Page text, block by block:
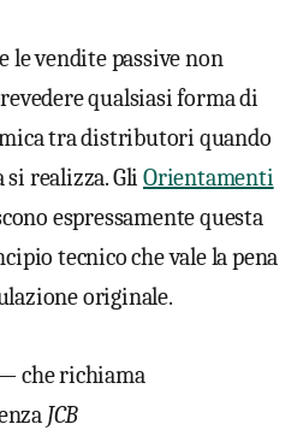
vendite passive non
qualsiasi forma di
tra distributori quando
realizza. Gli Orientamenti
espressamente questa
tecnico che vale la pena
originale.
che richiama
JCB